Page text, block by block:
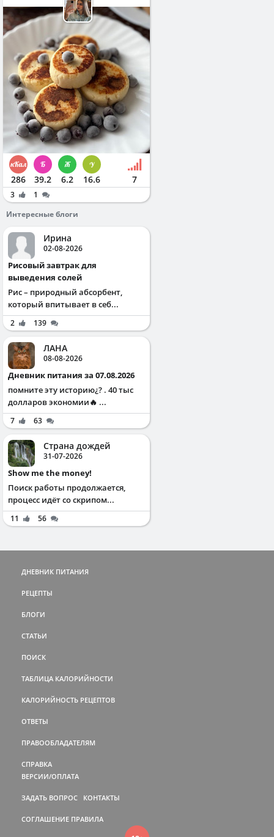
286 39.2 6.2 16.6 7
3
1
Интересные блоги
Ирина
02-08-2026
Рисовый завтрак для
выведения солей
Рис – природный абсорбент,
который впитывает в себ...
2 139
ЛАНА
08-08-2026
Дневник питания за 07.08.2026
помните эту историю¿? . 40 тыс
долларов экономии🔥 ...
7 63
Страна дождей
31-07-2026
Show me the money!
Поиск работы продолжается,
процесс идёт со скрипом...
11 56
ДНЕВНИК ПИТАНИЯ
РЕЦЕПТЫ
БЛОГИ
СТАТЬИ
ПОИСК
ТАБЛИЦА КАЛОРИЙНОСТИ
КАЛОРИЙНОСТЬ РЕЦЕПТОВ
ОТВЕТЫ
ПРАВООБЛАДАТЕЛЯМ
СПРАВКА
ВЕРСИИ/ОПЛАТА
ЗАДАТЬ ВОПРОС КОНТАКТЫ
СОГЛАШЕНИЕ ПРАВИЛА